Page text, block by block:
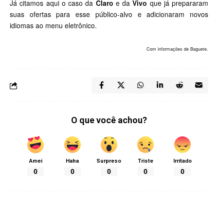
Já citamos aqui o caso da Claro e daVivo que já prepararam
suas ofertas para esse público-alvo e adicionaram novos
idiomas ao menu eletrônico.
Com informações de Baguete.
O que você achou?
Amei
0
Haha
0
Surpreso
0
Triste
0
Irritado
0